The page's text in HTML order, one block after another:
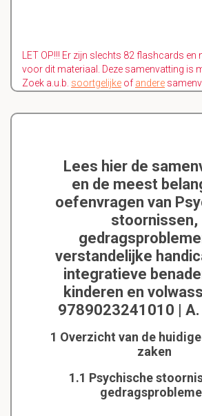
LET OP!!! Er zijn slechts 82 flashcards
voor dit materiaal. Deze samenvatting is
Zoek a.u.b. soortgelijke of andere
Lees hier de
en de meest
oefenvragen van
stoornissen,
verstandelijke
integratieve
kinderen en
9789023241010 | A.
1 Overzicht van de
zaken
1.1 Psychische